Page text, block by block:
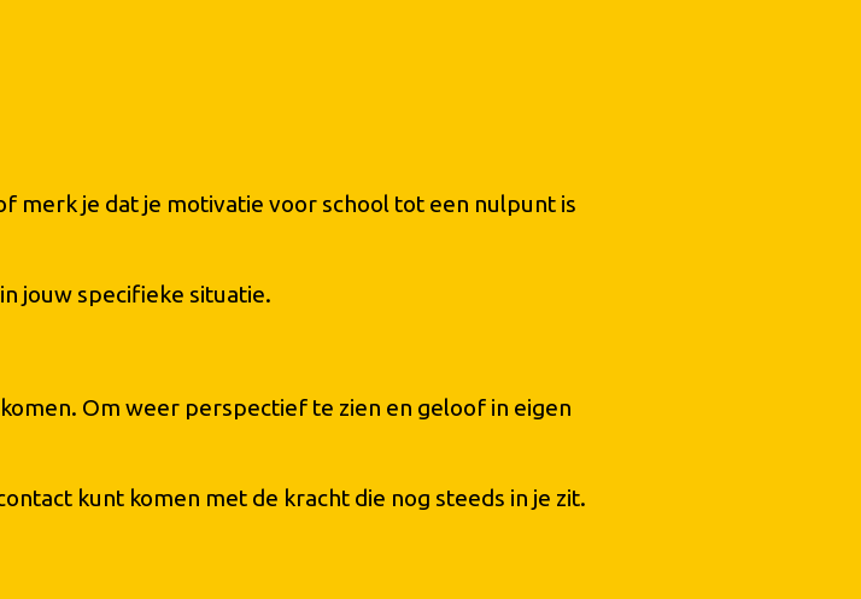
merk je dat je motivatie voor school tot een nulpunt is
jouw specifieke situatie.
Om weer perspectief te zien en geloof in eigen
kunt komen met de kracht die nog steeds in je zit.